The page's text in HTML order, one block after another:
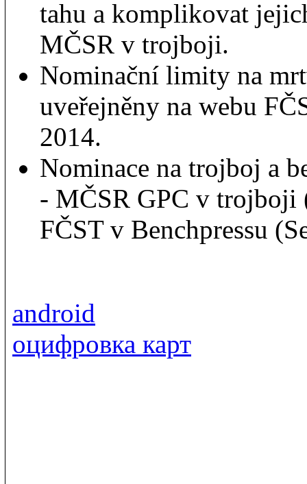
tahu a komplikovat
MČSR v trojboji.
Nominační limity na
uveřejněny na webu
2014.
Nominace na trojboj a
- MČSR GPC v trojboji
FČST v Benchpressu
android
оцифровка карт